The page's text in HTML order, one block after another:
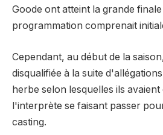
Goode ont atteint la grande finale
programmation comprenait
Cependant, au début de la
disqualifiée à la suite
herbe selon lesquelles ils
l'interprète se faisant passer
casting.